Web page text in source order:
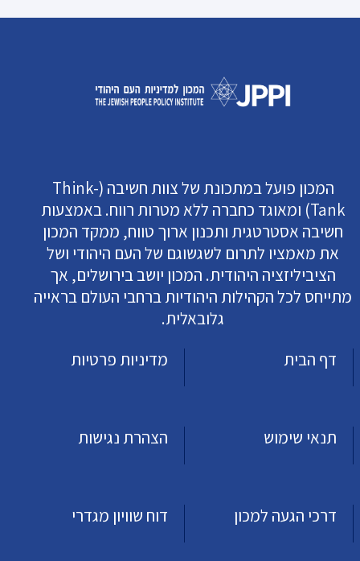
המכון פועל במתכונת של צוות חשיבה (Think-
Tank) ומאוגד כחברה ללא מטרות רווח. באמצעות
חשיבה אסטרטגית ותכנון ארוך טווח, ממקד המכון
את מאמציו לתרום לשגשוגם של העם היהודי ושל
הציביליזציה היהודית. המכון יושב בירושלים, אך
מתייחס לכל הקהילות היהודיות ברחבי העולם בראייה
גלובאלית.
דף הבית
מדיניות פרטיות
תנאי שימוש הצהרת נגישות
דרכי הגעה למכון דוח שוויון מגדרי